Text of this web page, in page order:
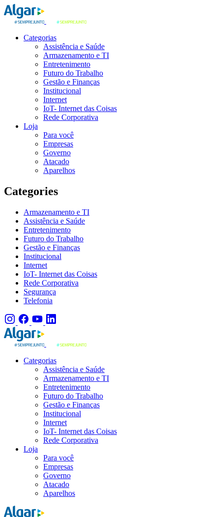
Categorias
Assistência e Saúde
Armazenamento e TI
Entretenimento
Futuro do Trabalho
Gestão e Finanças
Institucional
Internet
IoT- Internet das Coisas
Rede Corporativa
Loja
Para você
Empresas
Governo
Atacado
Aparelhos
Categories
Armazenamento e TI
Assistência e Saúde
Entretenimento
Futuro do Trabalho
Gestão e Finanças
Institucional
Internet
IoT- Internet das Coisas
Rede Corporativa
Segurança
Telefonia
Categorias
Assistência e Saúde
Armazenamento e TI
Entretenimento
Futuro do Trabalho
Gestão e Finanças
Institucional
Internet
IoT- Internet das Coisas
Rede Corporativa
Loja
Para você
Empresas
Governo
Atacado
Aparelhos